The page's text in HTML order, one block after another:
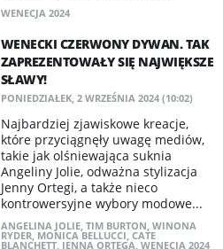
WENECJA 2024
WENECKI CZERWONY DYWAN. TAK
ZAPREZENTOWAŁY SIĘ NAJWIĘKSZE
SŁAWY!
PONIEDZIAŁEK, 2 WRZEŚNIA 2024 (10:02)
Najbardziej zjawiskowe kreacje,
które przyciągnęły uwagę mediów,
takie jak olśniewająca suknia
Angeliny Jolie, odważna stylizacja
Jenny Ortegi, a także nieco
kontrowersyjne wybory modowe...
ANGELINA JOLIE, TIM BURTON, WINONA
RYDER, MONICA BELLUCCI, CATE
BLANCHETT, JENNA ORTEGA, WENECJA 2024